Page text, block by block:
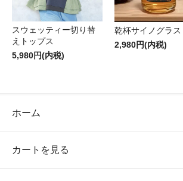
スウェッティー切り替
えトップス
5,980円(内税)
乾杯サイノグラス
2,980円(内税)
ホーム
カートを見る